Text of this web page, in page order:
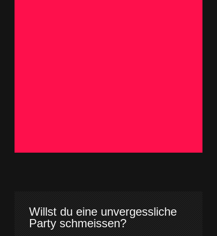
Willst du eine unvergessliche
Party schmeissen?